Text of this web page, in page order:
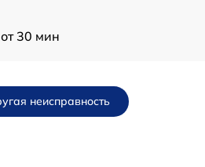
от 30 мин
неисправность